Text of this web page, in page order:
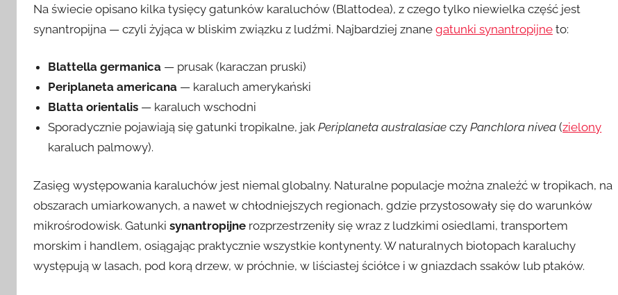
Na świecie opisano kilka tysięcy gatunków karaluchów (Blattodea), z czego tylko niewielka część jest
synantropijna — czyli żyjąca w bliskim związku z ludźmi. Najbardziej znane gatunki synantropijne to:
Blattella germanica — prusak (karaczan pruski)
Periplaneta americana — karaluch amerykański
Blatta orientalis — karaluch wschodni
Sporadycznie pojawiają się gatunki tropikalne, jakPeriplaneta australasiae czyPanchlora nivea (zielony
karaluch palmowy).
Zasięg występowania karaluchów jest niemal globalny. Naturalne populacje można znaleźć w tropikach, na
obszarach umiarkowanych, a nawet w chłodniejszych regionach, gdzie przystosowały się do warunków
mikrośrodowisk. Gatunki synantropijne rozprzestrzeniły się wraz z ludzkimi osiedlami, transportem
morskim i handlem, osiągając praktycznie wszystkie kontynenty. W naturalnych biotopach karaluchy
występują w lasach, pod korą drzew, w próchnie, w liściastej ściółce i w gniazdach ssaków lub ptaków.